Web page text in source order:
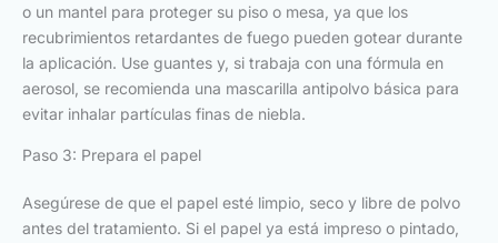
o un mantel para proteger su piso o mesa, ya que los
recubrimientos retardantes de fuego pueden gotear durante
la aplicación. Use guantes y, si trabaja con una fórmula en
aerosol, se recomienda una mascarilla antipolvo básica para
evitar inhalar partículas finas de niebla.
Paso 3: Prepara el papel
Asegúrese de que el papel esté limpio, seco y libre de polvo
antes del tratamiento. Si el papel ya está impreso o pintado,